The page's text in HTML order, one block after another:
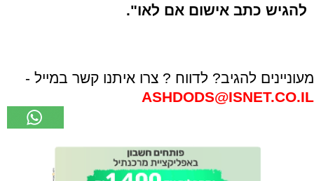
להגיש כתב אישום אם לאו".
מעוניינים להגיב? לדווח ? צרו איתנו קשר במייל -
ASHDODS@ISNET.CO.IL